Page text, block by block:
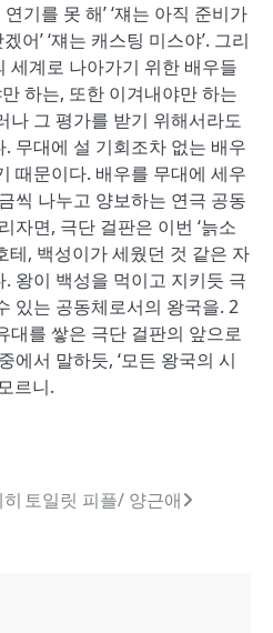
기를 못 해’ ‘쟤는 아직 준비가
어’ ‘쟤는 캐스팅 미스야’. 그리
세계로 나아가기 위한 배우들
하는, 또한 이겨내야만 하는
나 그 평가를 받기 위해서라도
무대에 설 기회조차 없는 배우
때문이다. 배우를 무대에 세우
씩 나누고 양보하는 연극 공동
자면, 극단 걸판은 이번 ‘늙소
테, 백성이가 세웠던 것 같은 자
왕이 백성을 먹이고 지키듯 극
있는 공동체로서의 왕국을. 2
대를 쌓은 극단 걸판의 앞으로
에서 말하듯, ‘모든 왕국의 시
르니.
토일릿 피플/ 양근애